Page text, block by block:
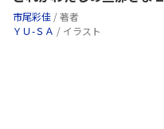
市尾彩佳 / 著者
ＹＵ-ＳＡ / イラスト